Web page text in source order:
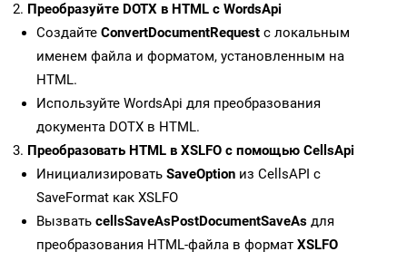
Преобразуйте DOTX в HTML с WordsApi
Создайте ConvertDocumentRequest с локальным
именем файла и форматом, установленным на
HTML.
Используйте WordsApi для преобразования
документа DOTX в HTML.
Преобразовать HTML в XSLFO с помощью CellsApi
Инициализировать SaveOption из CellsAPI с
SaveFormat как XSLFO
Вызвать cellsSaveAsPostDocumentSaveAs для
преобразования HTML-файла в формат XSLFO